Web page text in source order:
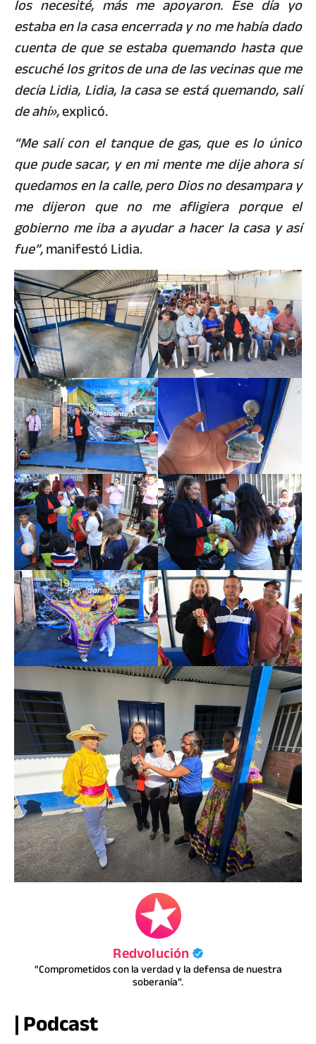
los necesité, más me apoyaron. Ese día yo
estaba en la casa encerrada y no me había dado
cuenta de que se estaba quemando hasta que
escuché los gritos de una de las vecinas que me
decía Lidia, Lidia, la casa se está quemando, salí
de ahí»,explicó.
“Me salí con el tanque de gas, que es lo único
que pude sacar, y en mi mente me dije ahora sí
quedamos en la calle, pero Dios no desampara y
me dijeron que no me afligiera porque el
gobierno me iba a ayudar a hacer la casa y así
fue”,manifestó Lidia.
Redvolución
“Comprometidos con la verdad y la defensa de nuestra
soberanía”.
| Podcast